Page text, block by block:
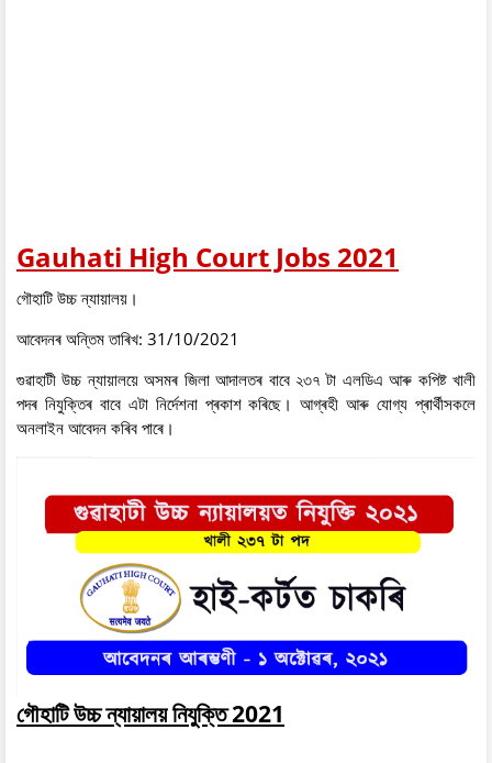
Gauhati High Court Jobs 2021
গৌহাটি উচ্চ ন্যায়ালয়।
আবেদনৰ অন্তিম তাৰিখ: 31/10/2021
গুৱাহাটী উচ্চ ন্যায়ালয়ে অসমৰ জিলা আদালতৰ বাবে ২৩৭ টা এলডিএ আৰু কপিষ্ট খালী
পদৰ নিযুক্তিৰ বাবে এটা নিৰ্দেশনা প্ৰকাশ কৰিছে। আগ্ৰহী আৰু যোগ্য প্ৰাৰ্থীসকলে
অনলাইন আবেদন কৰিব পাৰে।
গৌহাটি উচ্চ ন্যায়ালয় নিযুক্তি 2021